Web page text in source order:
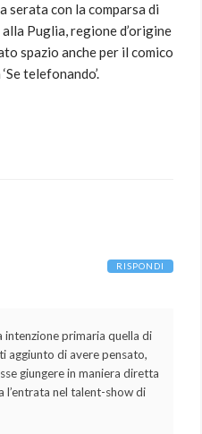
serata con la comparsa di
alla Puglia, regione d’origine
spazio anche per il comico
telefonando’.
intenzione primaria quella di
aggiunto di avere pensato,
giungere in maniera diretta
l’entrata nel talent-show di
RISPONDI